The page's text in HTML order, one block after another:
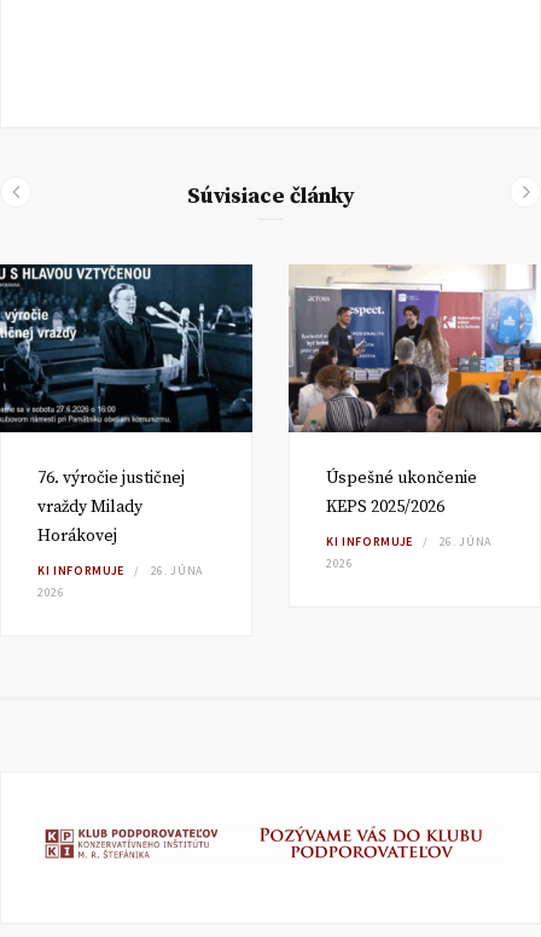
Súvisiace články
76. výročie justičnej
vraždy Milady
Horákovej
KI INFORMUJE
26. JÚNA
2026
Úspešné ukončenie
KEPS 2025/2026
KI INFORMUJE
26. JÚNA
2026